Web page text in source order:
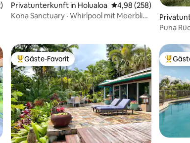
Bewertung: 4,95 von 5, 302 Bewertungen
Privatunterkunft in Holualoa Durchschnittliche
4,98 (258)
Kona Sanctuary · Whirlpool mit Meerblick
Puna Rückzugsort im Regenwald mit
Beliebter Gäste-Favorit.
Gäste-Favorit